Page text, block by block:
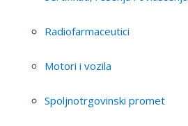
Radiofarmaceutici
Motori i vozila
Spoljnotrgovinski promet